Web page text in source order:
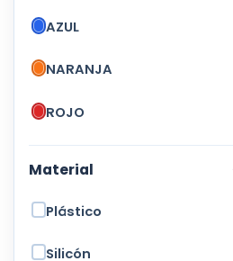
AZUL
NARANJA
ROJO
Material
Plástico
Silicón